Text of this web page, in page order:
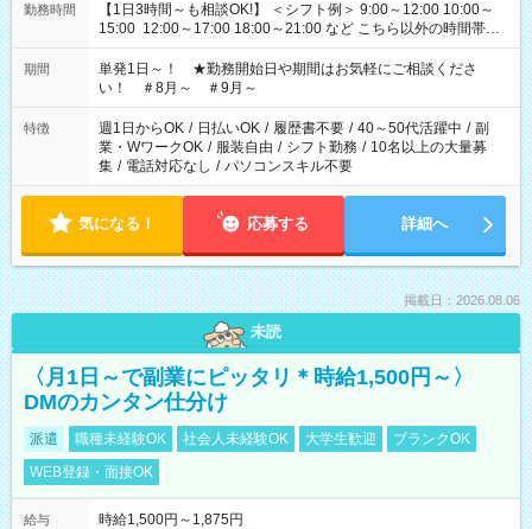
勤務時間
【1日3時間～も相談OK!】 ＜シフト例＞ 9:00～12:00 10:00～
15:00 12:00～17:00 18:00～21:00 など こちら以外の時間帯も
お気軽にご相談ください！
期間
単発1日～！ ★勤務開始日や期間はお気軽にご相談くださ
い！ ＃8月～ ＃9月～
特徴 週1日からOK / 日払いOK / 履歴書不要 / 40～50代活躍中 / 副
業・WワークOK / 服装自由 / シフト勤務 / 10名以上の大量募
集 / 電話対応なし / パソコンスキル不要
気になる！ 応募する 詳細へ
掲載日：2026.08.06
未読
〈月1日～で副業にピッタリ＊時給1,500円～〉
DMのカンタン仕分け
派遣 職種未経験OK 社会人未経験OK 大学生歓迎
ブランクOK
WEB登録・面接OK
給与
時給1,500円～1,875円